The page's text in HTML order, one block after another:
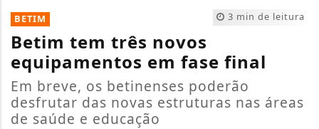
EM ALTA 3 min de leitura
BETIM
Betim tem três novos
equipamentos em fase final
Em breve, os betinenses poderão
desfrutar das novas estruturas nas áreas
de saúde e educação